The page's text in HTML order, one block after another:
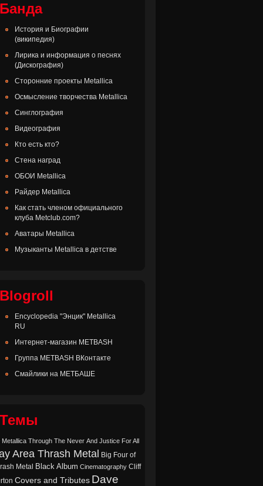
Банда
История и Биографии
(википедия)
Лирика и информация о песнях
(Дискография)
Сторонние проекты Metallica
Осмысление творчества Metallica
Синглография
Видеография
Кто есть кто?
Стена наград
ОБОИ Metallica
Райдер Metallica
Как стать членом официального
клуба Metclub.com?
Аватары Metallica
Музыканты Metallica в детстве
Blogroll
Encyclopedia "Энцик" Metallica
RU
Интернет-магазин METBASH
Группа METBASH ВКонтакте
Смайлики на МЕТБАШЕ
Темы
Metallica Through The Never And Justice For All
Area Thrash Metal Big Four of
Metal Black Album Cinematography Cliff
Covers and Tributes Dave